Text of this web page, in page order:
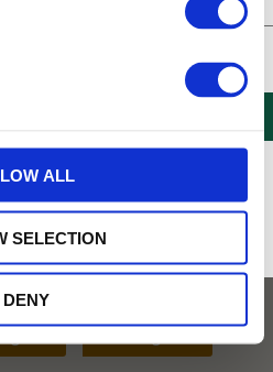
ALL
SELECTION
DENY
på Tehusetjava.se. Rabatten fungerar endast på